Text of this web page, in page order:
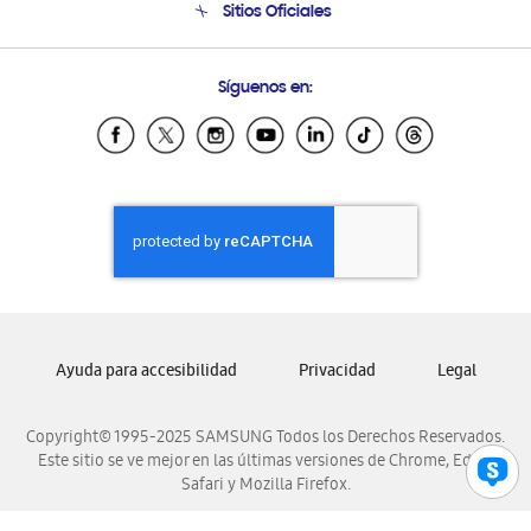
Condiciones de Compra
Soporte vía eMail
Sitios Oficiales
Samsung Ecuador
Samsung El Salvador
Samsung Honduras
Samsung Nicaragua
Samsung Panamá
Samsung Venezuela
Síguenos en:
Copyright© 1995-2025 SAMSUNG Todos los Derechos Reservados.
Este sitio se ve mejor en las últimas versiones de Chrome, Edge,
Safari y Mozilla Firefox.
Ayuda para accesibilidad Privacidad Legal